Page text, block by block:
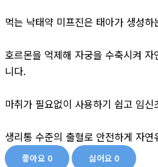
먹는 낙태약 미프진은 태아가 생성하
호르몬을 억제해 자궁을 수축시켜
니다.
마취가 필요없이 사용하기 쉽고 임신
생리통 수준의 출혈로 안전하게 자연
좋아요 0 싫어요 0